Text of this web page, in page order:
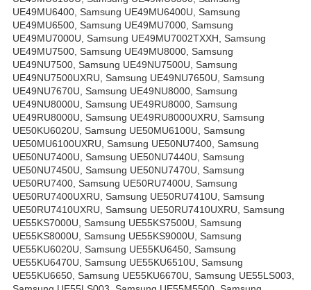
UE49MU6400, Samsung UE49MU6400U, Samsung
UE49MU6500, Samsung UE49MU7000, Samsung
UE49MU7000U, Samsung UE49MU7002TXXH, Samsung
UE49MU7500, Samsung UE49MU8000, Samsung
UE49NU7500, Samsung UE49NU7500U, Samsung
UE49NU7500UXRU, Samsung UE49NU7650U, Samsung
UE49NU7670U, Samsung UE49NU8000, Samsung
UE49NU8000U, Samsung UE49RU8000, Samsung
UE49RU8000U, Samsung UE49RU8000UXRU, Samsung
UE50KU6020U, Samsung UE50MU6100U, Samsung
UE50MU6100UXRU, Samsung UE50NU7400, Samsung
UE50NU7400U, Samsung UE50NU7440U, Samsung
UE50NU7450U, Samsung UE50NU7470U, Samsung
UE50RU7400, Samsung UE50RU7400U, Samsung
UE50RU7400UXRU, Samsung UE50RU7410U, Samsung
UE50RU7410UXRU, Samsung UE50RU7410UXRU, Samsung
UE55KS7000U, Samsung UE55KS7500U, Samsung
UE55KS8000U, Samsung UE55KS9000U, Samsung
UE55KU6020U, Samsung UE55KU6450, Samsung
UE55KU6470U, Samsung UE55KU6510U, Samsung
UE55KU6650, Samsung UE55KU6670U, Samsung UE55LS003,